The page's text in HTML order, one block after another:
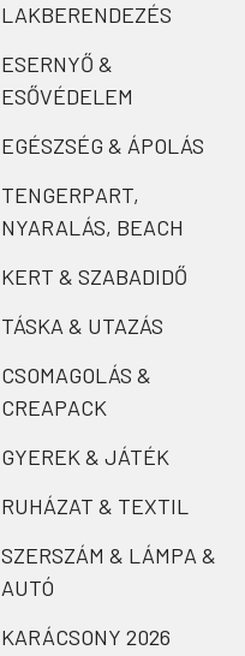
LAKBERENDEZÉS
ESERNYŐ &
ESŐVÉDELEM
EGÉSZSÉG & ÁPOLÁS
TENGERPART,
NYARALÁS, BEACH
KERT & SZABADIDŐ
TÁSKA & UTAZÁS
CSOMAGOLÁS &
CREAPACK
GYEREK & JÁTÉK
RUHÁZAT & TEXTIL
SZERSZÁM & LÁMPA &
AUTÓ
KARÁCSONY 2026